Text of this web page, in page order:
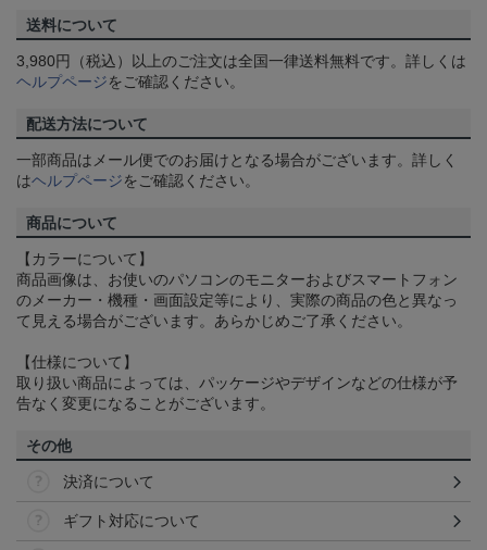
送料について
3,980円（税込）以上のご注文は全国一律送料無料です。詳しくは
ヘルプページをご確認ください。
配送方法について
一部商品はメール便でのお届けとなる場合がございます。詳しく
はヘルプページをご確認ください。
商品について
【カラーについて】
商品画像は、お使いのパソコンのモニターおよびスマートフォン
のメーカー・機種・画面設定等により、実際の商品の色と異なっ
て見える場合がございます。あらかじめご了承ください。
【仕様について】
取り扱い商品によっては、パッケージやデザインなどの仕様が予
告なく変更になることがございます。
その他
決済について
ギフト対応について